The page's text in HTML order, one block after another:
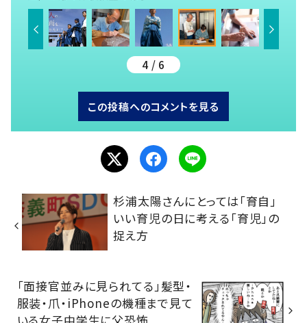
4 / 6
この投稿へのコメントを見る
杉浦太陽さんにとっては「育自」
いい育児の日に考える「育児」の
捉え方
「面接官並みに見られてる」髪型・
服装・爪・iPhoneの機種まで見て